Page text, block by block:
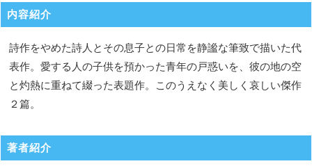
内容紹介
詩作をやめた詩人とその息子との日常を静謐な筆致で描いた代
表作。愛する人の子供を預かった青年の戸惑いを、彼の地の空
と灼熱に重ねて綴った表題作。このうえなく美しく哀しい傑作
２篇。
著者紹介